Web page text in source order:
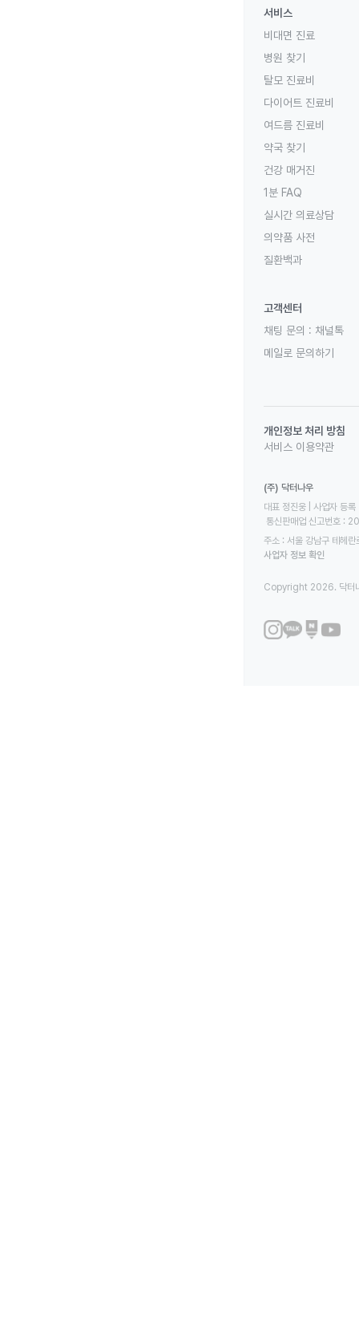
서비스
비대면 진료
병원 찾기
탈모 진료비
다이어트 진료비
여드름 진료비
약국 찾기
건강 매거진
1분 FAQ
실시간 의료상담
의약품 사전
질환백과
고객센터
채팅 문의 : 채널톡
메일로 문의하기
개인정보 처리 방침
서비스 이용약관
(주) 닥터나우
대표 정진웅 | 사업자
통신판매업 신고번호
주소 : 서울 강남구 테헤
사업자 정보 확인
Copyright 2026. 닥터